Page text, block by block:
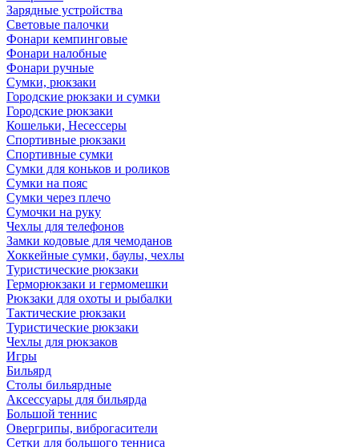
Зарядные устройства
Световые палочки
Фонари кемпинговые
Фонари налобные
Фонари ручные
Сумки, рюкзаки
Городские рюкзаки и сумки
Городские рюкзаки
Кошельки, Несессеры
Спортивные рюкзаки
Спортивные сумки
Сумки для коньков и роликов
Сумки на пояс
Сумки через плечо
Сумочки на руку
Чехлы для телефонов
Замки кодовые для чемоданов
Хоккейные сумки, баулы, чехлы
Туристические рюкзаки
Герморюкзаки и гермомешки
Рюкзаки для охоты и рыбалки
Тактические рюкзаки
Туристические рюкзаки
Чехлы для рюкзаков
Игры
Бильярд
Столы бильярдные
Аксессуары для бильярда
Большой теннис
Овергрипы, виброгасители
Сетки для большого тенниса